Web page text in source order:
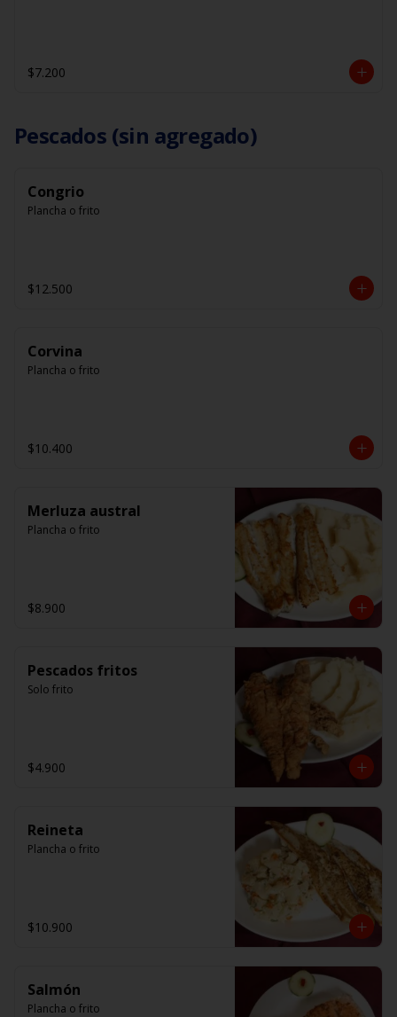
$7.200
Pescados (sin agregado)
Congrio
Plancha o frito
$12.500
Corvina
Plancha o frito
$10.400
Merluza austral
Plancha o frito
$8.900
Pescados fritos
Solo frito
$4.900
Reineta
Plancha o frito
$10.900
Salmón
Plancha o frito